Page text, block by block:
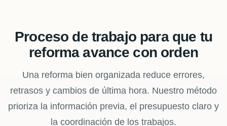
Proceso de trabajo para que tu
reforma avance con orden
Una reforma bien organizada reduce errores,
retrasos y cambios de última hora. Nuestro método
prioriza la información previa, el presupuesto claro y
la coordinación de los trabajos.